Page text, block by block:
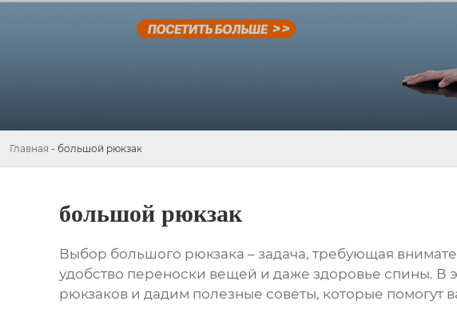
Главная - большой рюкзак
большой рюкзак
Выбор большого рюкзака – задача, требующая
удобство переноски вещей и даже здоровье спины. В
рюкзакови дадим полезные советы, которые помогут